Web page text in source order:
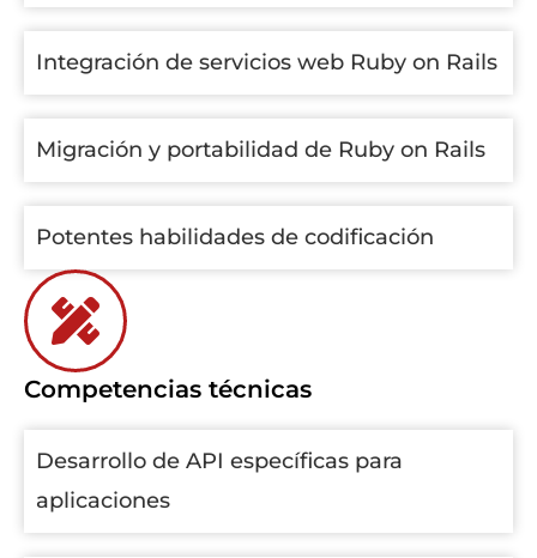
Integración de servicios web Ruby on Rails
Migración y portabilidad de Ruby on Rails
Potentes habilidades de codificación
Competencias técnicas
Desarrollo de API específicas para
aplicaciones